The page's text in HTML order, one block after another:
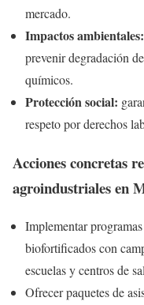
mercado.
Impactos ambientales:
prevenir degradación
químicos.
Protección social:
respeto por derechos
Acciones concretas
agroindustriales en
Implementar
biofortificados con
escuelas y centros de
Ofrecer paquetes de